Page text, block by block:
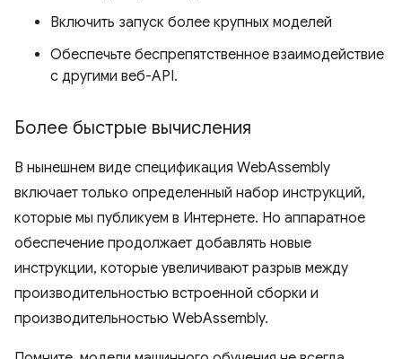
Включить запуск более крупных моделей
Обеспечьте беспрепятственное взаимодействие
с другими веб-API.
Более быстрые вычисления
В нынешнем виде спецификация WebAssembly
включает только определенный набор инструкций,
которые мы публикуем в Интернете. Но аппаратное
обеспечение продолжает добавлять новые
инструкции, которые увеличивают разрыв между
производительностью встроенной сборки и
производительностью WebAssembly.